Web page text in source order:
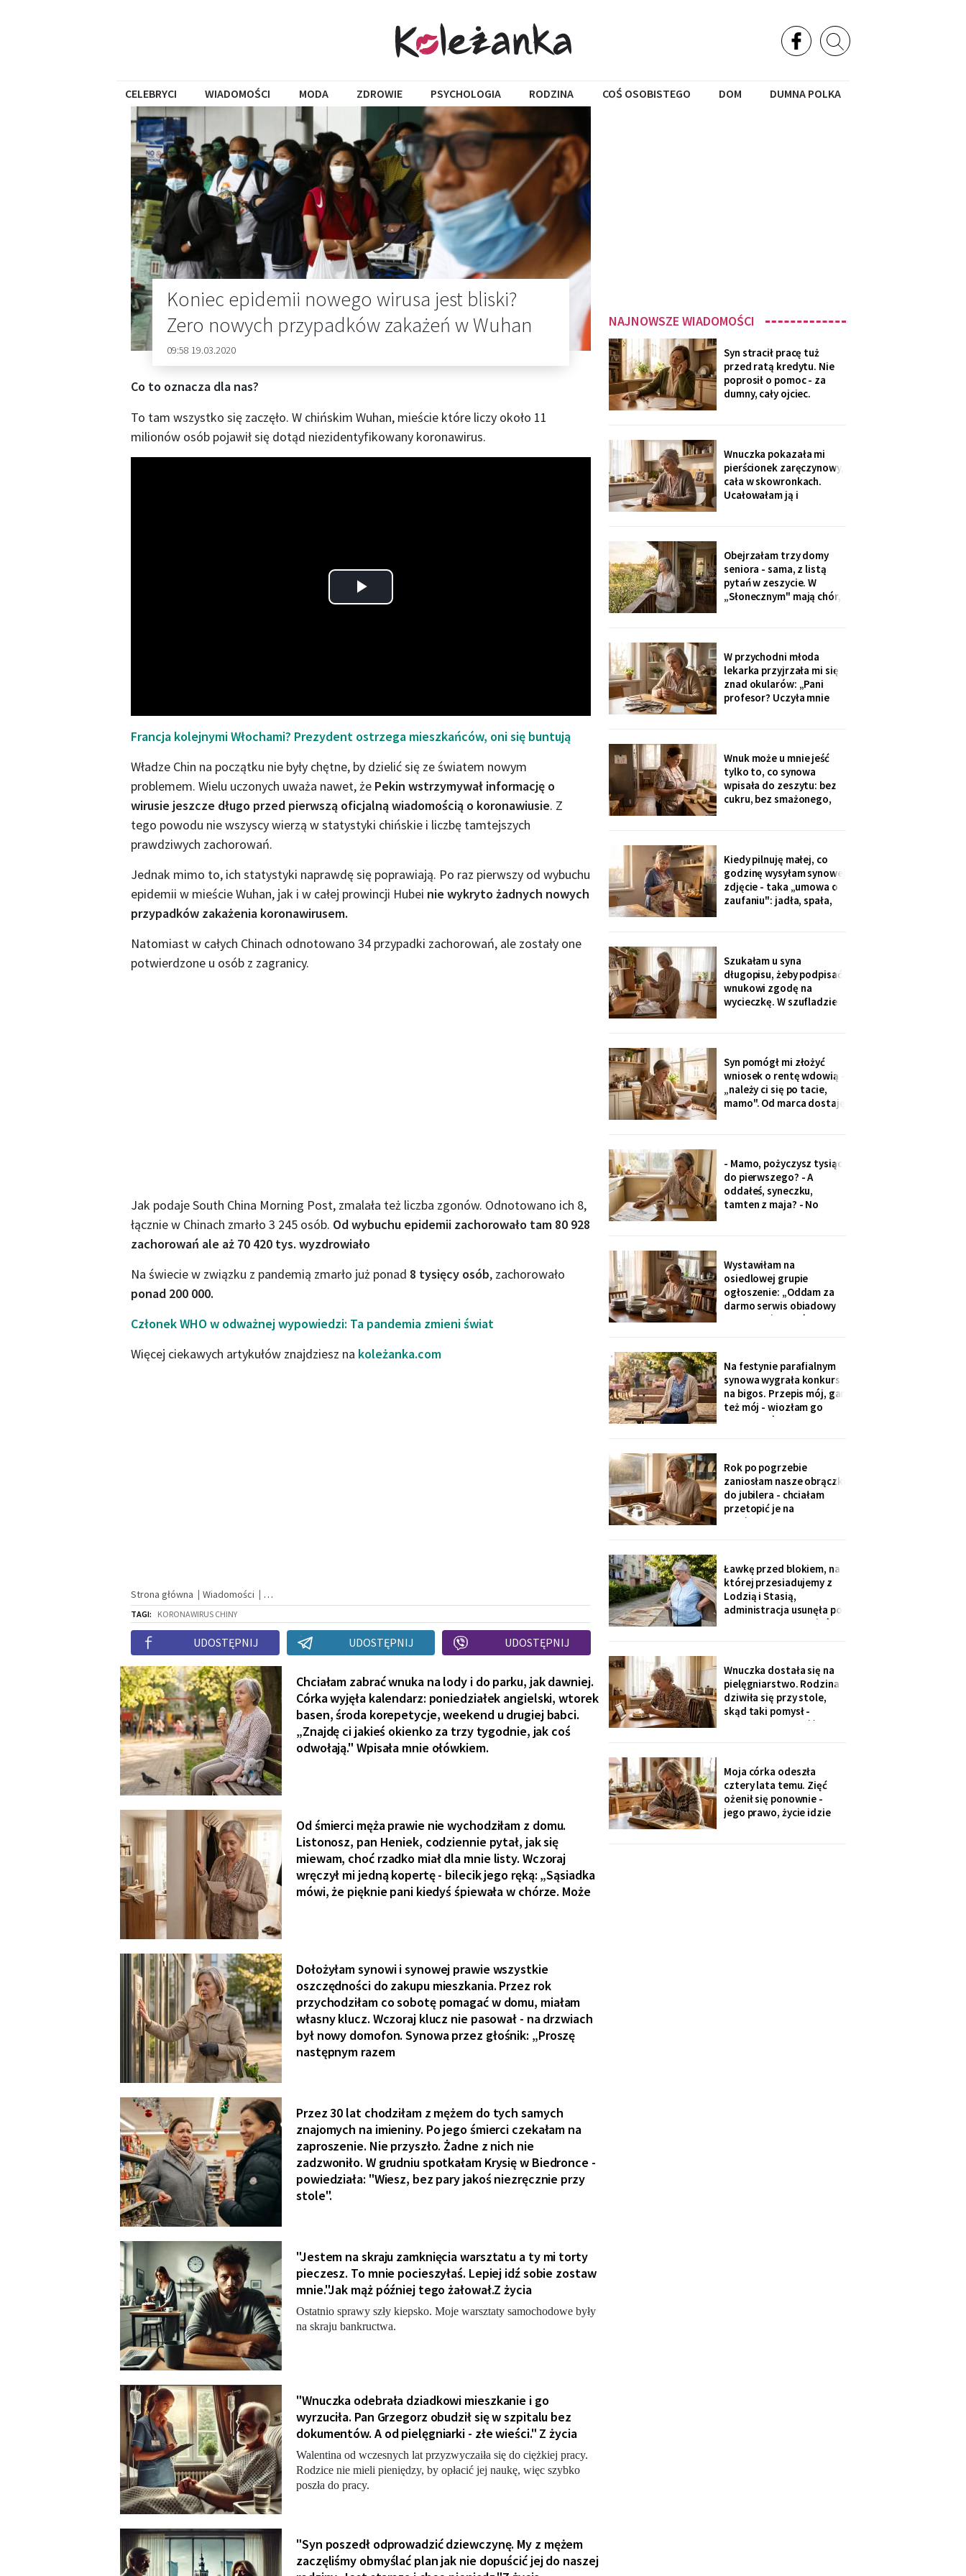
CELEBRYCI WIADOMOŚCI MODA ZDROWIE PSYCHOLOGIA RODZINA COŚ OSOBISTEGO DOM DUMNA POLKA
Koniec epidemii nowego wirusa jest bliski?
Zero nowych przypadków zakażeń w Wuhan
09:58 19.03.2020
Co to oznacza dla nas?
To tam wszystko się zaczęło. W chińskim Wuhan, mieście które liczy około 11
milionów osób pojawił się dotąd niezidentyfikowany koronawirus.
Play
Francja kolejnymi Włochami? Prezydent ostrzega mieszkańców, oni się buntują
Władze Chin na początku nie były chętne, by dzielić się ze światem nowym
problemem. Wielu uczonych uważa nawet, że Pekin wstrzymywał informację o
wirusie jeszcze długo przed pierwszą oficjalną wiadomością o koronawiusie. Z
tego powodu nie wszyscy wierzą w statystyki chińskie i liczbę tamtejszych
prawdziwych zachorowań.
Jednak mimo to, ich statystyki naprawdę się poprawiają. Po raz pierwszy od wybuchu
epidemii w mieście Wuhan, jak i w całej prowincji Hubei nie wykryto żadnych nowych
przypadków zakażenia koronawirusem.
Natomiast w całych Chinach odnotowano 34 przypadki zachorowań, ale zostały one
potwierdzone u osób z zagranicy.
Jak podaje South China Morning Post, zmalała też liczba zgonów. Odnotowano ich 8,
łącznie w Chinach zmarło 3 245 osób. Od wybuchu epidemii zachorowało tam 80 928
zachorowań ale aż 70 420 tys. wyzdrowiało
Na świecie w związku z pandemią zmarło już ponad 8 tysięcy osób, zachorowało
ponad 200 000.
Członek WHO w odważnej wypowiedzi: Ta pandemia zmieni świat
Więcej ciekawych artykułów znajdziesz na koleżanka.com
Strona główna Wiadomości
TAGI: KORONAWIRUS CHINY
UDOSTĘPNIJ UDOSTĘPNIJ UDOSTĘPNIJ
Chciałam zabrać wnuka na lody i do parku, jak dawniej.
Córka wyjęła kalendarz: poniedziałek angielski, wtorek
basen, środa korepetycje, weekend u drugiej babci.
„Znajdę ci jakieś okienko za trzy tygodnie, jak coś
odwołają." Wpisała mnie ołówkiem.
Od śmierci męża prawie nie wychodziłam z domu.
Listonosz, pan Heniek, codziennie pytał, jak się
miewam, choć rzadko miał dla mnie listy. Wczoraj
wręczył mi jedną kopertę - bilecik jego ręką: „Sąsiadka
mówi, że pięknie pani kiedyś śpiewała w chórze. Może
Dołożyłam synowi i synowej prawie wszystkie
oszczędności do zakupu mieszkania. Przez rok
przychodziłam co sobotę pomagać w domu, miałam
własny klucz. Wczoraj klucz nie pasował - na drzwiach
był nowy domofon. Synowa przez głośnik: „Proszę
następnym razem
Przez 30 lat chodziłam z mężem do tych samych
znajomych na imieniny. Po jego śmierci czekałam na
zaproszenie. Nie przyszło. Żadne z nich nie
zadzwoniło. W grudniu spotkałam Krysię w Biedronce -
powiedziała: "Wiesz, bez pary jakoś niezręcznie przy
stole".
"Jestem na skraju zamknięcia warsztatu a ty mi torty
pieczesz. To mnie pocieszyłaś. Lepiej idź sobie zostaw
mnie."Jak mąż później tego żałował.Z życia
Ostatnio sprawy szły kiepsko. Moje warsztaty samochodowe były
na skraju bankructwa.
"Wnuczka odebrała dziadkowi mieszkanie i go
wyrzuciła. Pan Grzegorz obudził się w szpitalu bez
dokumentów. A od pielęgniarki - złe wieści." Z życia
Walentina od wczesnych lat przyzwyczaiła się do ciężkiej pracy.
Rodzice nie mieli pieniędzy, by opłacić jej naukę, więc szybko
poszła do pracy.
"Syn poszedł odprowadzić dziewczynę. My z mężem
zaczęliśmy obmyślać plan jak nie dopuścić jej do naszej
NAJNOWSZE WIADOMOŚCI
Syn stracił pracę tuż
przed ratą kredytu. Nie
poprosił o pomoc - za
dumny, cały ojciec.
prezent ślubny".
Wieczorem zadzwonił i
długo milczał w
słuchawce - pierwszy raz
od lat
Wnuczka pokazała mi
pierścionek zaręczynowy,
cała w skowronkach.
Ucałowałam ją i
go nie zamykaj". Zdziwiła
się, mama się obruszyła.
Kiedyś zrozumie - ja
zrozumiałam o
czterdzieści lat za
Obejrzałam trzy domy
seniora - sama, z listą
pytań w zeszycie. W
„Słonecznym" mają chór,
widokiem na sad i
podpisałam papiery.
Dzieciom powiem po
fakcie - niech raz
dowiedzą się ostatnie.
W przychodni młoda
lekarka przyjrzała mi się
znad okularów: „Pani
profesor? Uczyła mnie
ucałowała w oba policzki.
Córka wieczorem
zapytała tylko, czy przy
okazji wzięłam receptę
na
Wnuk może u mnie jeść
tylko to, co synowa
wpisała do zeszytu: bez
cukru, bez smażonego,
ogórkiem - nie umiałam
odmówić. Wieczorem
przyszła wiadomość:
„proszę traktować
zeszyt poważnie, inaczej
Kiedy pilnuję małej, co
godzinę wysyłam synowej
zdjęcie - taka „umowa o
zaufaniu": jadła, spała,
czternastej. Siedem
minut później dzwonił
telefon: „czemu nie ma
zdjęcia, coś się stało?!".
Babeczki
Szukałam u syna
długopisu, żeby podpisać
wnukowi zgodę na
wycieczkę. W szufladzie
ołówkiem: «od
stycznia?».
Syn pomógł mi złożyć
wniosek o rentę wdowią -
„należy ci się po tacie,
mamo". Od marca dostaję
to tatowe pieniądze, a
tata by chciał pomagać
nam, nie tobie".
- Mamo, pożyczysz tysiąc
do pierwszego? - A
oddałeś, syneczku,
tamten z maja? - No
później zadzwoniła
synowa. Zaczęła od tego,
że „babcia podobno robi
problemy".
Wystawiłam na
osiedlowej grupie
ogłoszenie: „Oddam za
darmo serwis obiadowy
na dwanaście osób,
kogo nakrywać". W dwie
godziny napisało
czterdzieści obcych osób.
Z rodziny - nikt, choć
wszyscy tam siedzą.
Na festynie parafialnym
synowa wygrała konkurs
na bigos. Przepis mój, gar
też mój - wiozłam go
rano taksówką, żeby się
mikrofonu: „to stary
przepis z mojej rodziny".
Klaskałam razem ze
wszystkimi.
Rok po pogrzebie
zaniosłam nasze obrączki
do jubilera - chciałam
przetopić je na
pierścionek dla wnuczki.
cicho: „Pani jest złota.
Męża - pozłacana, dobra
imitacja, robota sprzed
lat".
Ławkę przed blokiem, na
której przesiadujemy z
Lodzią i Stasią,
administracja usunęła po
„skargach mieszkańców"
jedenaście podpisów.
Rozpoznałam charakter
pisma córki - ma tu
kawalerkę pod wynajem.
„Mamo, bez przesady
Wnuczka dostała się na
pielęgniarstwo. Rodzina
dziwiła się przy stole,
skąd taki pomysł -
przecież mogła „iść na
podnosząc głowy znad
talerza: „bo widziałam,
jak babcia trzy lata
zajmowała się dziadkiem.
Też chcę tak
Moja córka odeszła
cztery lata temu. Zięć
ożenił się ponownie -
jego prawo, życie idzie